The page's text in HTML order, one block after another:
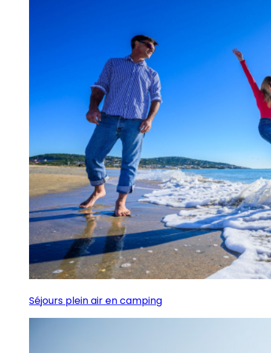
Séjours plein air en camping